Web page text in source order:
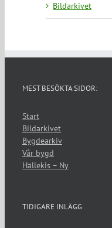
Bildarkivet
MEST BESÖKTA SIDOR:
Start
Bildarkivet
Bygdearkiv
Vår bygd
Hällekis – Ny
TIDIGARE INLÄGG